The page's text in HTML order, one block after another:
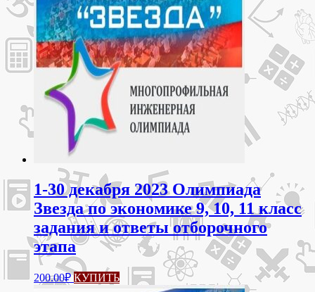
1-30 декабря 2023 Олимпиада
Звезда по экономике 9, 10, 11 класс
задания и ответы отборочного
этапа
200.00₽ КУПИТЬ